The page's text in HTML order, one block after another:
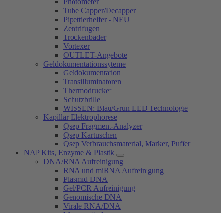
Photometer
Tube Capper/Decapper
Pipettierhelfer - NEU
Zentrifugen
Trockenbäder
Vortexer
OUTLET-Angebote
Geldokumentationssyteme
Geldokumentation
Transilluminatoren
Thermodrucker
Schutzbrille
WISSEN: Blau/Grün LED Technologie
Kapillar Elektrophorese
Qsep Fragment-Analyzer
Qsep Kartuschen
Qsep Verbrauchsmaterial, Marker, Puffer
NAP Kits, Enzyme & Plastik
DNA/RNA Aufreinigung
RNA und miRNA Aufreinigung
Plasmid DNA
Gel/PCR Aufreinigung
Genomische DNA
Virale RNA/DNA